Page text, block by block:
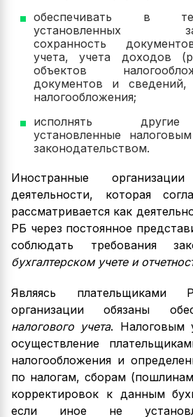
обеспечивать в
установленных
сохранность
учета, учета доходов
объектов
документов и
налогообложения;
исполнять другие
установленные
законодательством.
Иностранные
деятельности, которая
рассматривается как
РБ через постоянное
соблюдать требования
бухгалтерском учете и
Являясь плательщиками
организации обязаны
налогового учета. Налоговым
осуществление
налогообложения и
по налогам, сборам
корректировок к данным
если иное не